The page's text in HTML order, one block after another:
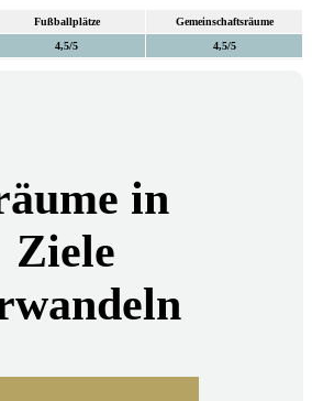
Fußballplätze
Gemeinschaftsräume
4,5/5 4,5/5
in
Ziele